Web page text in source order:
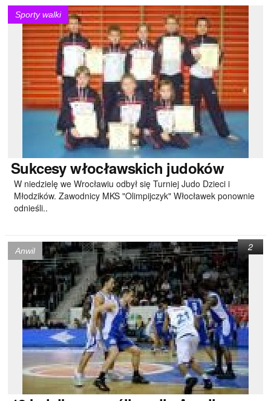
Sporty walki
Sukcesywłocławskich judoków
W niedzielę we Wrocławiu odbył się Turniej Judo Dzieci i
Młodzików. Zawodnicy MKS "Olimpijczyk" Włocławek ponownie
odnieśli..
Anwil 2